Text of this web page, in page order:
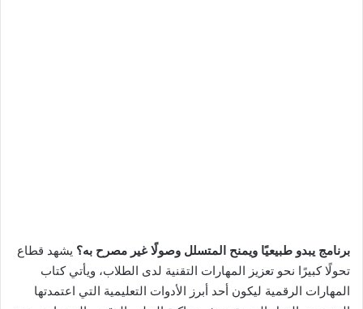
برنامج يبدو طبيعيًا ويمنح المتسلل وصولًا غير مصرح به؟ يشهد قطاع
تحولًا كبيرًا نحو تعزيز المهارات التقنية لدى الطلاب، ويأتي كتاب
المهارات الرقمية ليكون أحد أبرز الأدوات التعليمية التي اعتمدتها